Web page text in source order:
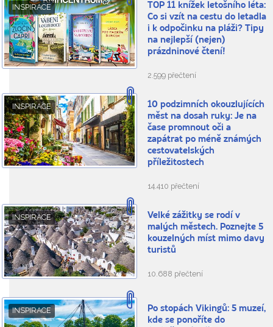
INSPIRACE
TOP 11 knížek letošního léta:
Co si vzít na cestu do letadla
i k odpočinku na pláži? Tipy
na nejlepší (nejen)
prázdninové čtení!
2.599 přečtení
INSPIRACE
10 podzimních okouzlujících
měst na dosah ruky: Je na
čase promnout oči a
zapátrat po méně známých
cestovatelských
příležitostech
14.410 přečtení
INSPIRACE
Velké zážitky se rodí v
malých městech. Poznejte 5
kouzelných míst mimo davy
turistů
10.688 přečtení
INSPIRACE
Po stopách Vikingů: 5 muzeí,
kde se ponoříte do